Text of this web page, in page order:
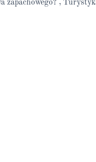
zapachowego? ,